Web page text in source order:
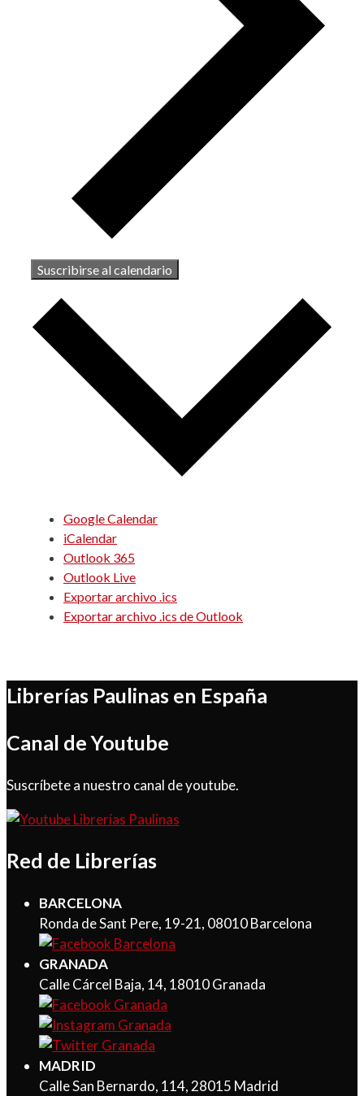
Suscribirse al calendario
Google Calendar
iCalendar
Outlook 365
Outlook Live
Exportar archivo .ics
Exportar archivo .ics de Outlook
Librerías Paulinas en España
Canal de Youtube
Suscríbete a nuestro canal de youtube.
Red de Librerías
BARCELONA
Ronda de Sant Pere, 19-21, 08010 Barcelona
GRANADA
Calle Cárcel Baja, 14, 18010 Granada
MADRID
Calle San Bernardo, 114, 28015 Madrid